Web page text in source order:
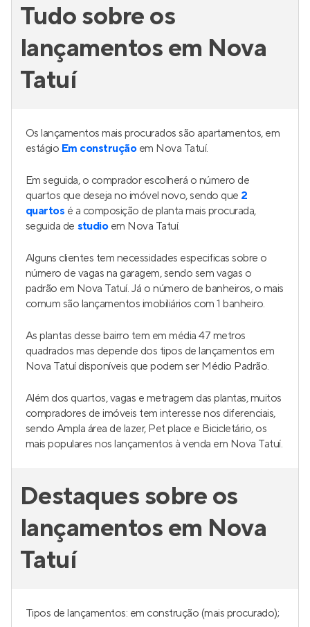
Tudo sobre os
lançamentos em Nova
Tatuí
Os lançamentos mais procurados são apartamentos, em
estágio Em construçãoem Nova Tatuí.
Em seguida, o comprador escolherá o número de
quartos que deseja no imóvel novo, sendo que 2
quartos é a composição de planta mais procurada,
seguida de studioem Nova Tatuí.
Alguns clientes tem necessidades especificas sobre o
número de vagas na garagem, sendo sem vagas o
padrão em Nova Tatuí. Já o número de banheiros, o mais
comum são lançamentos imobiliários com 1 banheiro.
As plantas desse bairro tem em média 47 metros
quadrados mas depende dos tipos de lançamentos em
Nova Tatuí disponíveis que podem ser Médio Padrão.
Além dos quartos, vagas e metragem das plantas, muitos
compradores de imóveis tem interesse nos diferenciais,
sendo Ampla área de lazer, Pet place e Bicicletário, os
mais populares nos lançamentos à venda em Nova Tatuí.
Destaques sobre os
lançamentos em Nova
Tatuí
Tipos de lançamentos: em construção (mais procurado);